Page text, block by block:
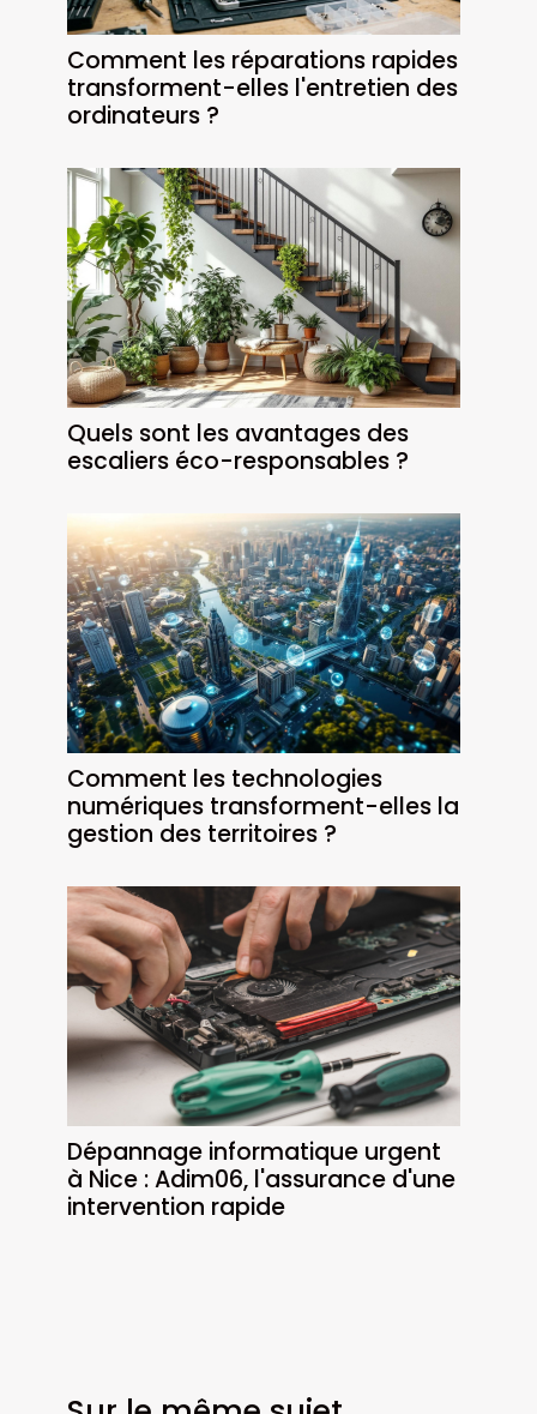
Comment les réparations rapides
transforment-elles l'entretien des
ordinateurs ?
Quels sont les avantages des
escaliers éco-responsables ?
Comment les technologies
numériques transforment-elles la
gestion des territoires ?
Dépannage informatique urgent
à Nice : Adim06, l'assurance d'une
intervention rapide